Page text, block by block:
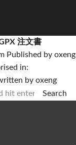
注文書
Published by oxeng
in:
by oxeng
Search